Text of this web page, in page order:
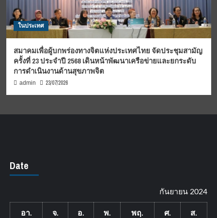
ในประเทศ
สมาคมเพื่อผู้บกพร่องทางจิตแห่งประเทศไทย จัดประชุมสามัญ
ครั้งที่ 23 ประจำปี 2568 เดินหน้าพัฒนาเครือข่ายและยกระดับ
การดำเนินงานด้านสุขภาพจิต
admin 23/07/2026
Date
กันยายน 2024
อา. จ. อ. พ. พฤ. ศ. ส.